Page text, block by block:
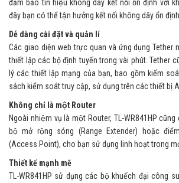
đảm bảo tín hiệu không dây kết nối ổn định với
đây bạn có thể tận hưởng kết nối không dây ổn
Dễ dàng cài đặt và quản lí
Các giao diện web trực quan và ứng dụng Tether
thiết lập các bộ định tuyến trong vài phút. Tether
lý các thiết lập mạng của bạn, bao gồm kiểm
sách kiểm soát truy cập, sử dụng trên các thiết bị
Không chỉ là một Router
Ngoài nhiệm vụ là một Router, TL-WR841HP
bộ mở rộng sóng (Range Extender) hoặc
(Access Point), cho bạn sử dụng linh hoạt trong
Thiết kế mạnh mẽ
TL-WR841HP sử dụng các bộ khuếch đại công